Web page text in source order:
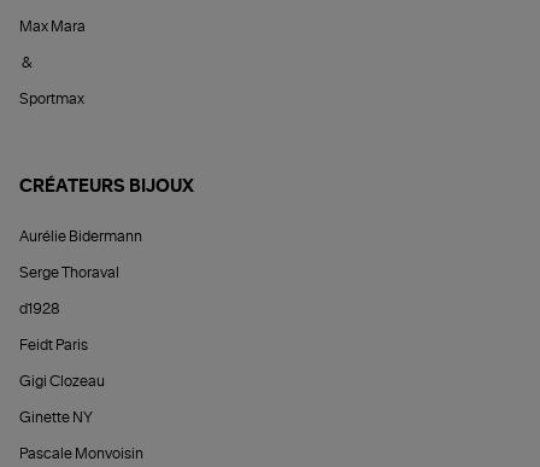
Max Mara
&
Sportmax
CRÉATEURS BIJOUX
Aurélie Bidermann
Serge Thoraval
d1928
Feidt Paris
Gigi Clozeau
Ginette NY
Pascale Monvoisin